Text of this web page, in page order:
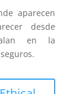
aparecen
desde
en la